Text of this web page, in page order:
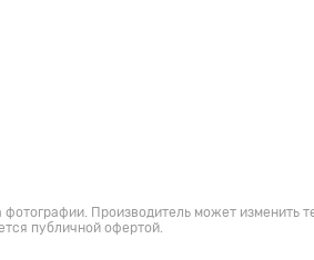
Производитель может изменить
публичной офертой.